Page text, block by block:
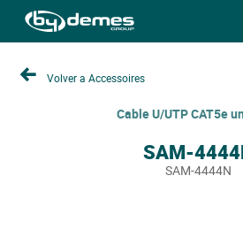
Volver a Accessoires
Cable U/UTP CAT5e
SAM-
SAM-4444N